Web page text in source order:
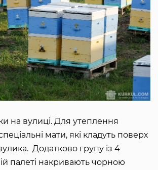
на вулиці. Для утеплення
мати, які кладуть поверх
Додатково групу із 4
палеті накривають чорною